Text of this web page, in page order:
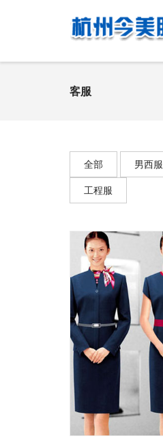
客服
全部 男西服
工程服